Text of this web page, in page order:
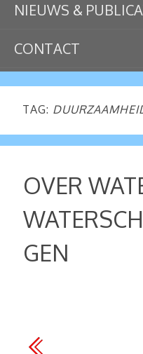
NIEUWS &
CONTACT
TAG:
OVER
GEN